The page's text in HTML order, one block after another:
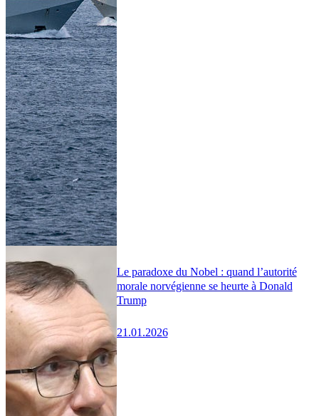
Le paradoxe du Nobel : quand l’autorité
morale norvégienne se heurte à Donald
Trump
21.01.2026